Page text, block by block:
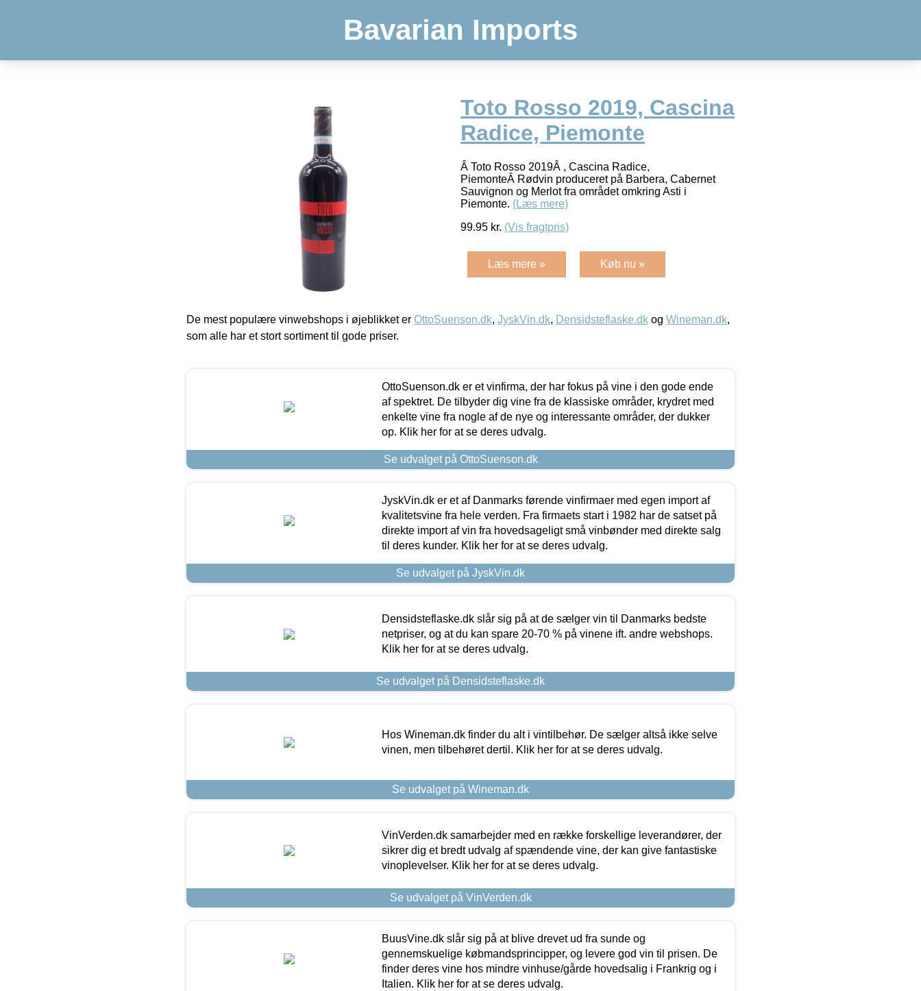
Bavarian Imports
Toto Rosso 2019, Cascina
Radice, Piemonte
Â Toto Rosso 2019Â , Cascina Radice,
PiemonteÂ Rødvin produceret på Barbera, Cabernet
Sauvignon og Merlot fra området omkring Asti i
Piemonte. (Læs mere)
99.95 kr. (Vis fragtpris)
Læs mere » Køb nu »
De mest populære vinwebshops i øjeblikket er OttoSuenson.dk, JyskVin.dk, Densidsteflaske.dk og Wineman.dk,
som alle har et stort sortiment til gode priser.
OttoSuenson.dk er et vinfirma, der har fokus på vine i den gode ende
af spektret. De tilbyder dig vine fra de klassiske områder, krydret med
enkelte vine fra nogle af de nye og interessante områder, der dukker
op. Klik her for at se deres udvalg.
Se udvalget på OttoSuenson.dk
JyskVin.dk er et af Danmarks førende vinfirmaer med egen import af
kvalitetsvine fra hele verden. Fra firmaets start i 1982 har de satset på
direkte import af vin fra hovedsageligt små vinbønder med direkte salg
til deres kunder. Klik her for at se deres udvalg.
Se udvalget på JyskVin.dk
Densidsteflaske.dk slår sig på at de sælger vin til Danmarks bedste
netpriser, og at du kan spare 20-70 % på vinene ift. andre webshops.
Klik her for at se deres udvalg.
Se udvalget på Densidsteflaske.dk
Hos Wineman.dk finder du alt i vintilbehør. De sælger altså ikke selve
vinen, men tilbehøret dertil. Klik her for at se deres udvalg.
Se udvalget på Wineman.dk
VinVerden.dk samarbejder med en række forskellige leverandører, der
sikrer dig et bredt udvalg af spændende vine, der kan give fantastiske
vinoplevelser. Klik her for at se deres udvalg.
Se udvalget på VinVerden.dk
BuusVine.dk slår sig på at blive drevet ud fra sunde og
gennemskuelige købmandsprincipper, og levere god vin til prisen. De
finder deres vine hos mindre vinhuse/gårde hovedsalig i Frankrig og i
Italien. Klik her for at se deres udvalg.